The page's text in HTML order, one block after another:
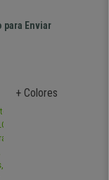
para Enviar
+ Colores